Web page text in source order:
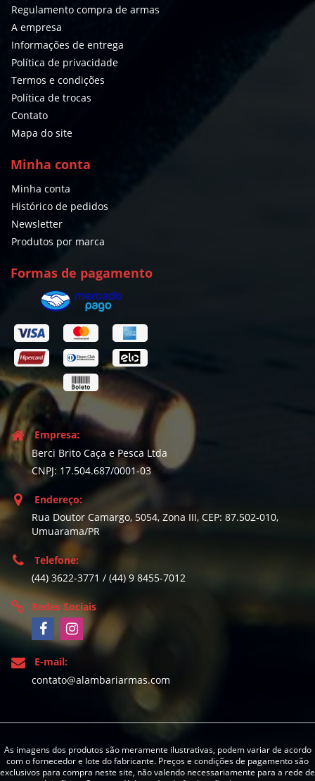
Regulamento compra de armas
A empresa
Informações de entrega
Política de privacidade
Termos e condições
Política de trocas
Contato
Mapa do site
Minha conta
Minha conta
Histórico de pedidos
Newsletter
Produtos por marca
Formas de pagamento
Empresa:
Berci Brito Caça e Pesca Ltda
CNPJ: 17.504.687/0001-03
Endereço:
Rua Doutor Camargo, 5054, Zona III, CEP: 87.502-010,
Umuarama/PR
Telefone:
(44) 3622-3771 / (44) 9 8455-7012
Redes Sociais
E-mail:
contato@alambariarmas.com
As imagens dos produtos são meramente ilustrativas, podem variar de acordo
com o fornecedor e lote do fabricante. Preços e condições de pagamento são
exclusivos para compra neste site, não valendo necessariamente para a rede de